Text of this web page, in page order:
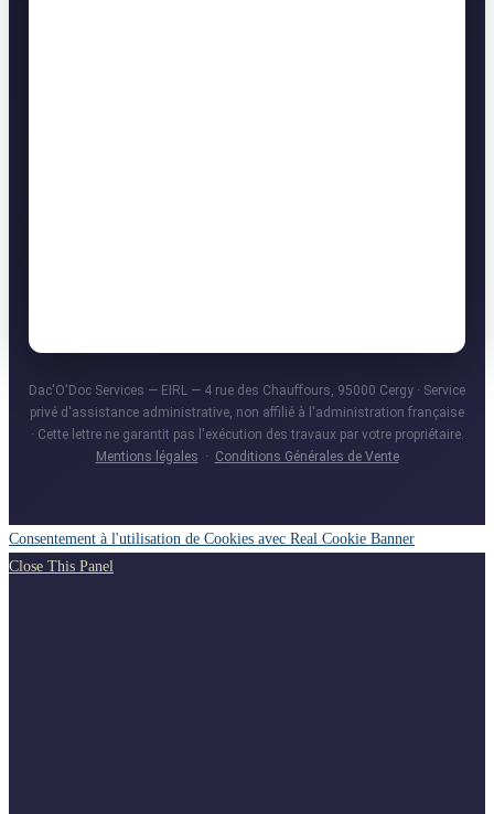
Dac'O'Doc Services — EIRL — 4 rue des Chauffours, 95000 Cergy · Service
privé d'assistance administrative, non affilié à l'administration française
· Cette lettre ne garantit pas l'exécution des travaux par votre propriétaire.
Mentions légales · Conditions Générales de Vente
Consentement à l'utilisation de Cookies avec Real Cookie Banner
Close This Panel